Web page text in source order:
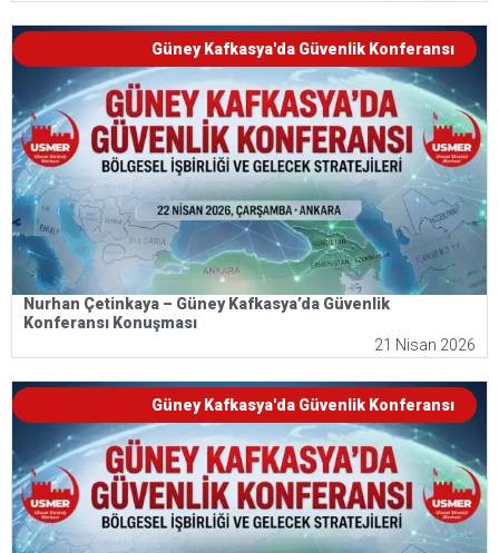
Güney Kafkasya'da Güvenlik Konferansı
Nurhan Çetinkaya – Güney Kafkasya’da Güvenlik
Konferansı Konuşması
21 Nisan 2026
Güney Kafkasya'da Güvenlik Konferansı